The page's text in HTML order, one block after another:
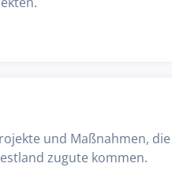
und Maßnahmen,
zugute kommen.